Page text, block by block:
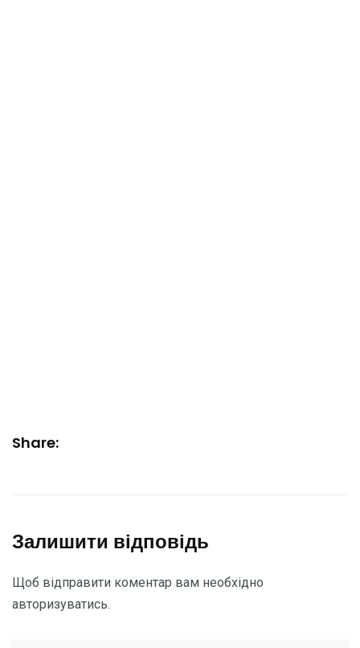
Share:
Залишити відповідь
Щоб відправити коментар вам необхідно
авторизуватись.